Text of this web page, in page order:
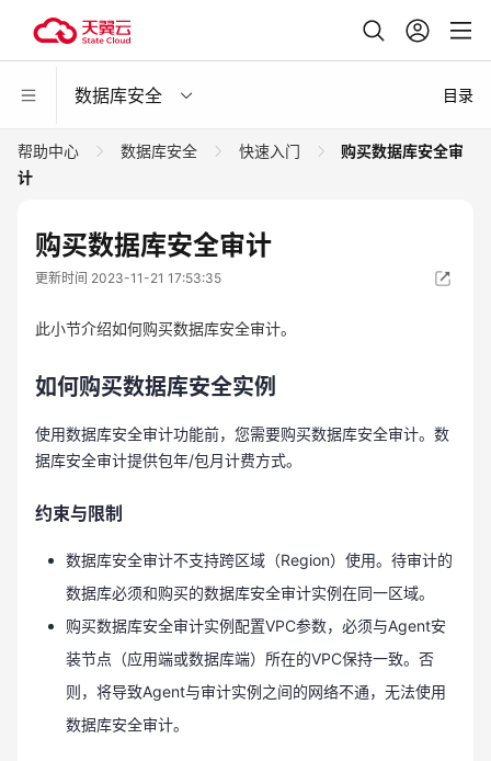
数据库安全 目录
帮助中心 数据库安全 快速入门
购买数据库安全审
计
购买数据库安全审计
更新时间 2023-11-21 17:53:35
此小节介绍如何购买数据库安全审计。
如何购买数据库安全实例
使用数据库安全审计功能前，您需要购买数据库安全审计。数
据库安全审计提供包年/包月计费方式。
约束与限制
数据库安全审计不支持跨区域（Region）使用。待审计的
数据库必须和购买的数据库安全审计实例在同一区域。
购买数据库安全审计实例配置VPC参数，必须与Agent安
装节点（应用端或数据库端）所在的VPC保持一致。否
则，将导致Agent与审计实例之间的网络不通，无法使用
数据库安全审计。